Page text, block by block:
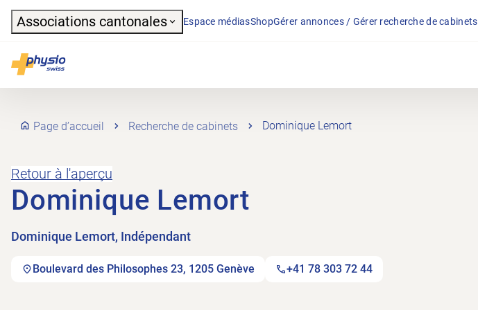
Header
Associations cantonales Espace médiasShopGérer annonces / Gérer recherche de cabinets
Physioswiss
Navigation principale
Page d’accueil Recherche de cabinets Dominique Lemort
Retour à l'aperçu
Dominique Lemort
Dominique Lemort, Indépendant
Boulevard des Philosophes 23, 1205 Genève +41 78 303 72 44